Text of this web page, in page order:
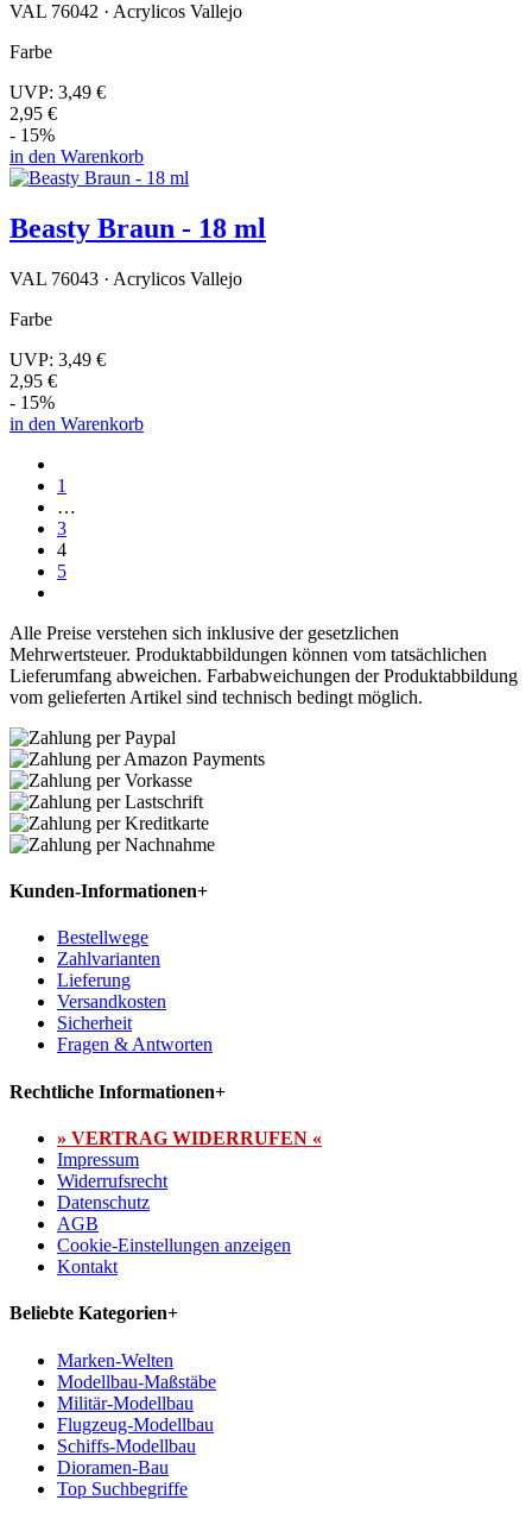
VAL 76042 · Acrylicos Vallejo
Farbe
UVP: 3,49 €
2,95 €
- 15%
in den Warenkorb
Beasty Braun - 18 ml
VAL 76043 · Acrylicos Vallejo
Farbe
UVP: 3,49 €
2,95 €
- 15%
in den Warenkorb
1
…
3
4
5
Alle Preise verstehen sich inklusive der gesetzlichen
Mehrwertsteuer. Produktabbildungen können vom tatsächlichen
Lieferumfang abweichen. Farbabweichungen der Produktabbildung
vom gelieferten Artikel sind technisch bedingt möglich.
Kunden-Informationen+
Bestellwege
Zahlvarianten
Lieferung
Versandkosten
Sicherheit
Fragen & Antworten
Rechtliche Informationen+
» VERTRAG WIDERRUFEN «
Impressum
Widerrufsrecht
Datenschutz
AGB
Cookie-Einstellungen anzeigen
Kontakt
Beliebte Kategorien+
Marken-Welten
Modellbau-Maßstäbe
Militär-Modellbau
Flugzeug-Modellbau
Schiffs-Modellbau
Dioramen-Bau
Top Suchbegriffe